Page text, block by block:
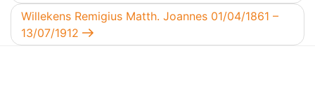
Volgend bericht
Willekens Remigius Matth. Joannes 01/04/1861 –
13/07/1912